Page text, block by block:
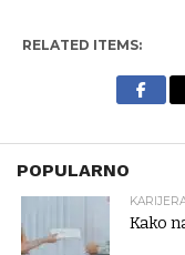
RELATED ITEMS:
POPULARNO
Kako